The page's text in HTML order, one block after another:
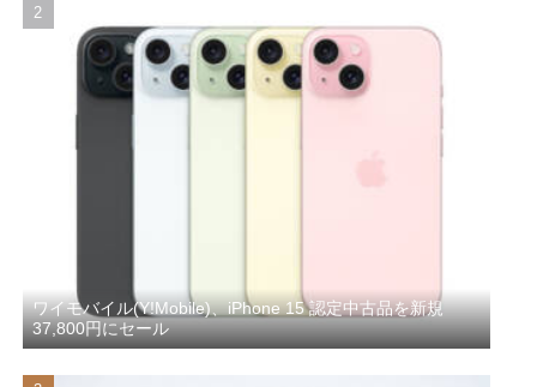
ワイモバイル(Y!Mobile)、iPhone 15 認定中古品を新規
37,800円にセール